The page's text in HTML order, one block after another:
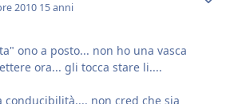
2010 15 anni
ono a posto... non ho una vasca
ora... gli tocca stare li....
non cred che sia